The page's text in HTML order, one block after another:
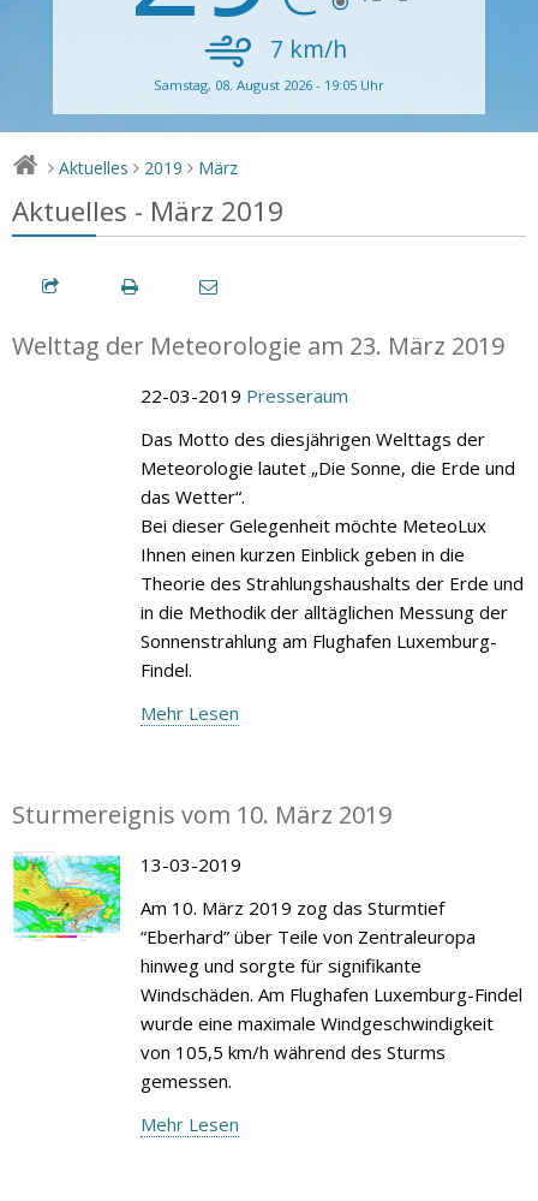
7 km/h
Samstag, 08. August 2026 - 19:05 Uhr
> Aktuelles > 2019 > März
Aktuelles - März 2019
Welttag der Meteorologie am 23. März 2019
22-03-2019 Presseraum
Das Motto des diesjährigen Welttags der
Meteorologie lautet „Die Sonne, die Erde und
das Wetter“.
Bei dieser Gelegenheit möchte MeteoLux
Ihnen einen kurzen Einblick geben in die
Theorie des Strahlungshaushalts der Erde und
in die Methodik der alltäglichen Messung der
Sonnenstrahlung am Flughafen Luxemburg-
Findel.
Mehr Lesen
Sturmereignis vom 10. März 2019
13-03-2019
Am 10. März 2019 zog das Sturmtief
“Eberhard” über Teile von Zentraleuropa
hinweg und sorgte für signifikante
Windschäden. Am Flughafen Luxemburg-Findel
wurde eine maximale Windgeschwindigkeit
von 105,5 km/h während des Sturms
gemessen.
Mehr Lesen